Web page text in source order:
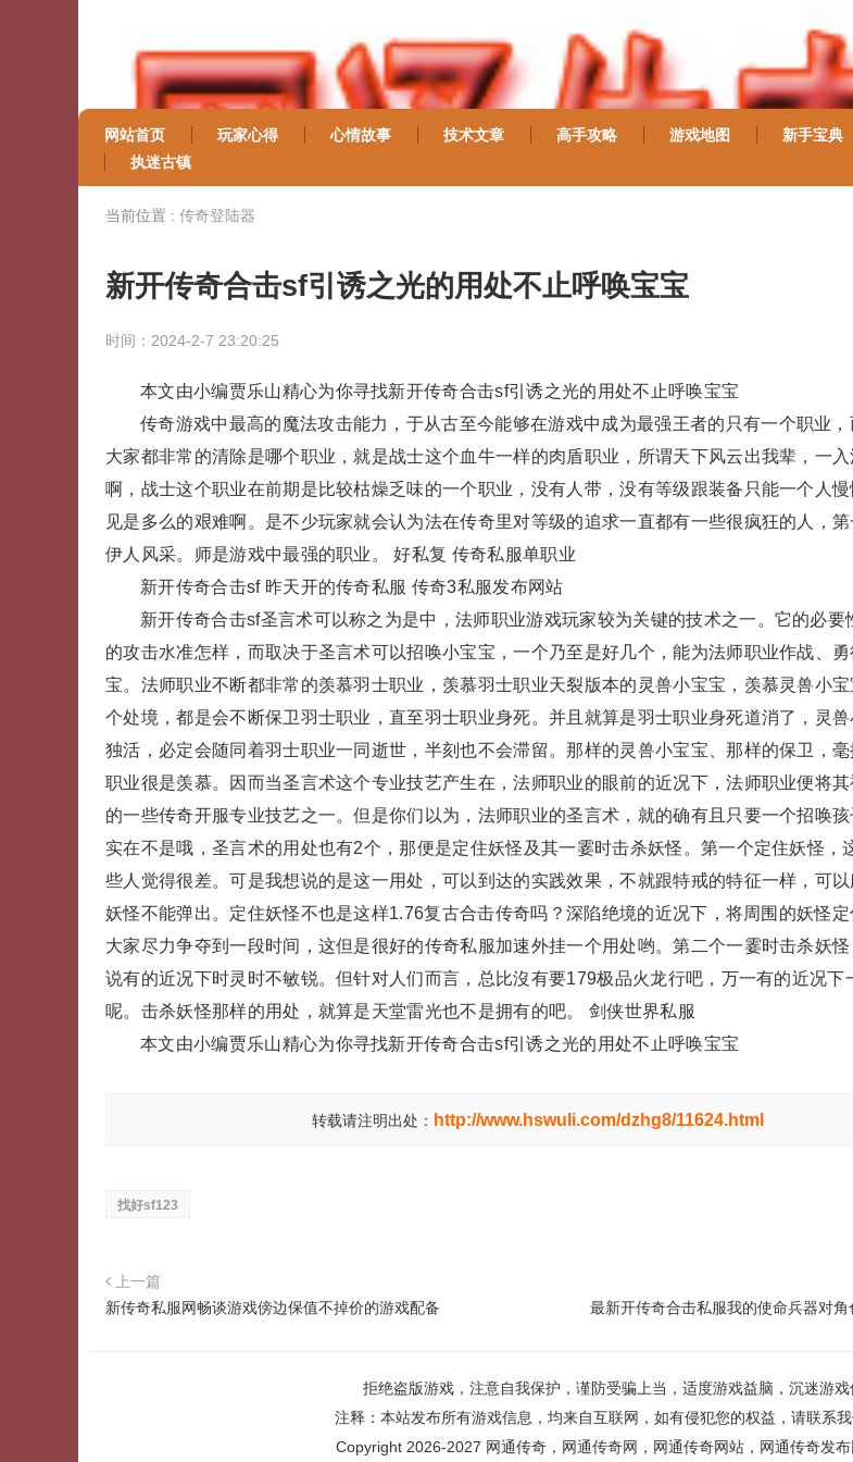
网站首页 玩家心得 心情故事 技术文章 高手攻略 游戏地图 新手宝典
执迷古镇
当前位置 : 传奇登陆器
新开传奇合击sf引诱之光的用处不止呼唤宝宝
时间：2024-2-7 23:20:25
本文由小编贾乐山精心为你寻找新开传奇合击sf引诱之光的用处不止呼唤宝宝
传奇游戏中最高的魔法攻击能力，于从古至今能够在游戏中成为最强王者的只有一个职业
大家都非常的清除是哪个职业，就是战士这个血牛一样的肉盾职业，所谓天下风云出我辈，一
啊，战士这个职业在前期是比较枯燥乏味的一个职业，没有人带，没有等级跟装备只能一个人
见是多么的艰难啊。是不少玩家就会认为法在传奇里对等级的追求一直都有一些很疯狂的人，
伊人风采。师是游戏中最强的职业。 好私复 传奇私服单职业
新开传奇合击sf 昨天开的传奇私服 传奇3私服发布网站
新开传奇合击sf圣言术可以称之为是中，法师职业游戏玩家较为关键的技术之一。它的必要
的攻击水准怎样，而取决于圣言术可以招唤小宝宝，一个乃至是好几个，能为法师职业作战、
宝。法师职业不断都非常的羡慕羽士职业，羡慕羽士职业天裂版本的灵兽小宝宝，羡慕灵兽小
个处境，都是会不断保卫羽士职业，直至羽士职业身死。并且就算是羽士职业身死道消了，灵
独活，必定会随同着羽士职业一同逝世，半刻也不会滞留。那样的灵兽小宝宝、那样的保卫，
职业很是羡慕。因而当圣言术这个专业技艺产生在，法师职业的眼前的近况下，法师职业便将
的一些传奇开服专业技艺之一。但是你们以为，法师职业的圣言术，就的确有且只要一个招唤孩
实在不是哦，圣言术的用处也有2个，那便是定住妖怪及其一霎时击杀妖怪。第一个定住妖怪，
些人觉得很差。可是我想说的是这一用处，可以到达的实践效果，不就跟特戒的特征一样，可
妖怪不能弹出。定住妖怪不也是这样1.76复古合击传奇吗？深陷绝境的近况下，将周围的妖怪
大家尽力争夺到一段时间，这但是很好的传奇私服加速外挂一个用处哟。第二个一霎时击杀妖
说有的近况下时灵时不敏锐。但针对人们而言，总比沒有要179极品火龙行吧，万一有的近况下
呢。击杀妖怪那样的用处，就算是天堂雷光也不是拥有的吧。 剑侠世界私服
本文由小编贾乐山精心为你寻找新开传奇合击sf引诱之光的用处不止呼唤宝宝
转载请注明出处： http://www.hswuli.com/dzhg8/11624.html
找好sf123
上一篇
新传奇私服网畅谈游戏傍边保值不掉价的游戏配备
最新开传奇合击私服我的使命兵器对
拒绝盗版游戏，注意自我保护，谨防受骗上当，适度游戏益脑，沉迷游
注释：本站发布所有游戏信息，均来自互联网，如有侵犯您的权益，请联系
Copyright 2026-2027 网通传奇，网通传奇网，网通传奇网站，网通传奇发